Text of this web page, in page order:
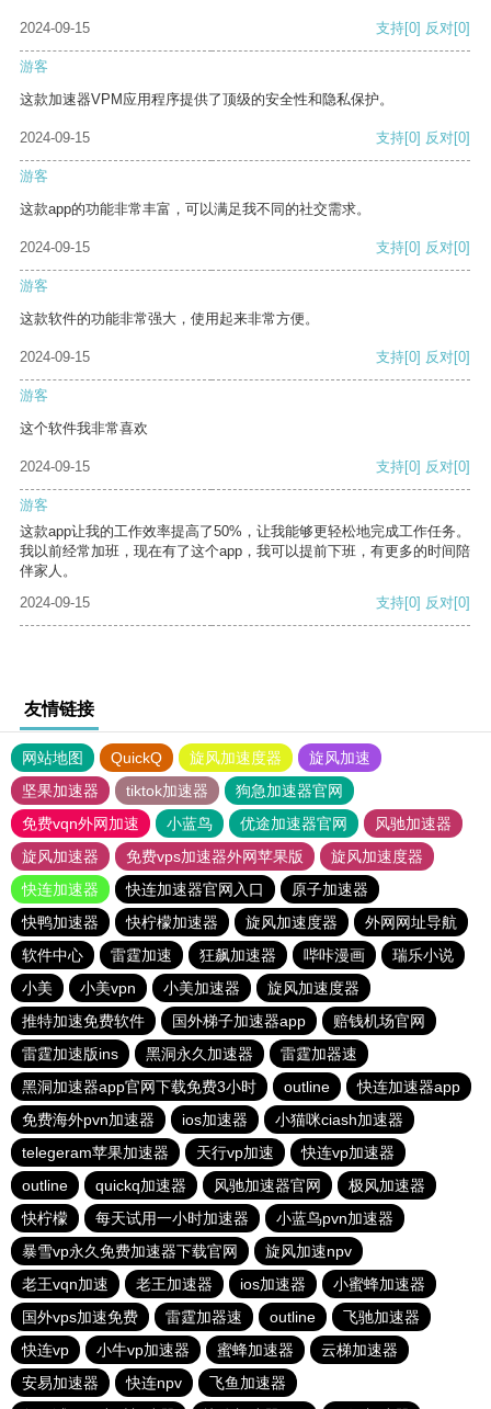
2024-09-15 支持[0] 反对[0]
游客
这款加速器VPM应用程序提供了顶级的安全性和隐私保护。
2024-09-15 支持[0] 反对[0]
游客
这款app的功能非常丰富，可以满足我不同的社交需求。
2024-09-15 支持[0] 反对[0]
游客
这款软件的功能非常强大，使用起来非常方便。
2024-09-15 支持[0] 反对[0]
游客
这个软件我非常喜欢
2024-09-15 支持[0] 反对[0]
游客
这款app让我的工作效率提高了50%，让我能够更轻松地完成工作任务。
我以前经常加班，现在有了这个app，我可以提前下班，有更多的时间陪
伴家人。
2024-09-15
支持[0] 反对[0]
友情链接
网站地图 QuickQ 旋风加速度器
旋风加速
坚果加速器
tiktok加速器
狗急加速器官网
免费vqn外网加速
小蓝鸟 优途加速器官网
风驰加速器
旋风加速器
免费vps加速器外网苹果版
旋风加速度器
快连加速器
快连加速器官网入口
原子加速器
快鸭加速器
快柠檬加速器 旋风加速度器
外网网址导航
软件中心
雷霆加速 狂飙加速器 哔咔漫画
瑞乐小说
小美
小美vpn 小美加速器
旋风加速度器
推特加速免费软件
国外梯子加速器app
赔钱机场官网
雷霆加速版ins
黑洞永久加速器
雷霆加器速
黑洞加速器app官网下载免费3小时
outline
快连加速器app
免费海外pvn加速器
ios加速器
小猫咪ciash加速器
telegeram苹果加速器
天行vp加速
快连vp加速器
outline
quickq加速器 风驰加速器官网
极风加速器
快柠檬
每天试用一小时加速器
小蓝鸟pvn加速器
暴雪vp永久免费加速器下载官网
旋风加速npv
老王vqn加速
老王加速器 ios加速器
小蜜蜂加速器
国外vps加速免费
雷霆加器速 outline
飞驰加速器
快连vp
小牛vp加速器 蜜蜂加速器
云梯加速器
安易加速器
快连npv
飞鱼加速器